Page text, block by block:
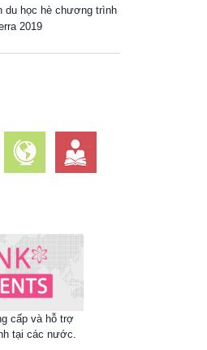
du học hè chương trình
2019
cấp và hỗ trợ
tại các nước.